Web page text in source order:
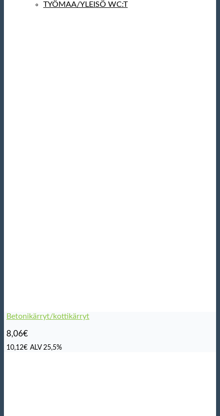
TYÖMAA/YLEISÖ WC:T
Betonikärryt/kottikärryt
8,06€
10,12€ ALV 25,5%